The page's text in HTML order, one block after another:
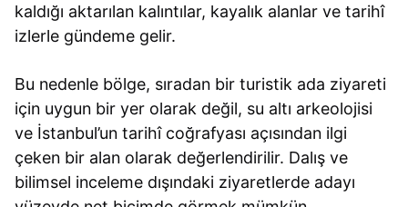
kaldığı aktarılan kalıntılar, kayalık alanlar ve tarihî
izlerle gündeme gelir.
Bu nedenle bölge, sıradan bir turistik ada ziyareti
için uygun bir yer olarak değil, su altı arkeolojisi
ve İstanbul’un tarihî coğrafyası açısından ilgi
çeken bir alan olarak değerlendirilir. Dalış ve
bilimsel inceleme dışındaki ziyaretlerde adayı